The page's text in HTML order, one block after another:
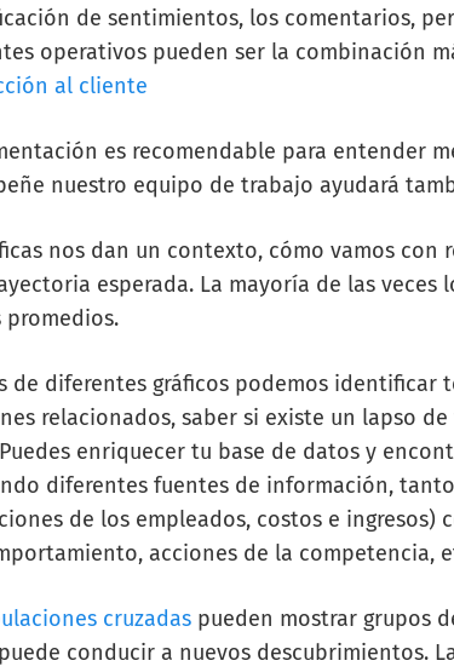
de sentimientos, los comentarios,
operativos pueden ser la combinación
al cliente
es recomendable para entender
nuestro equipo de trabajo ayudará
nos dan un contexto, cómo vamos
esperada. La mayoría de las
promedios.
de diferentes gráficos podemos
relacionados, saber si existe un lapso
enriquecer tu base de datos y
diferentes fuentes de información,
de los empleados, costos e ingresos)
acciones de la competencia,
cruzadas pueden mostrar grupos
conducir a nuevos descubrimientos.